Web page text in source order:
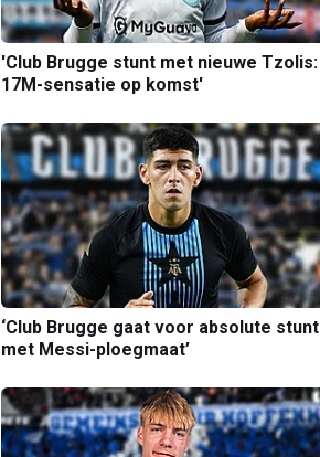
'Club Brugge stunt met nieuwe Tzolis:
17M-sensatie op komst'
‘Club Brugge gaat voor absolute stunt
met Messi-ploegmaat’